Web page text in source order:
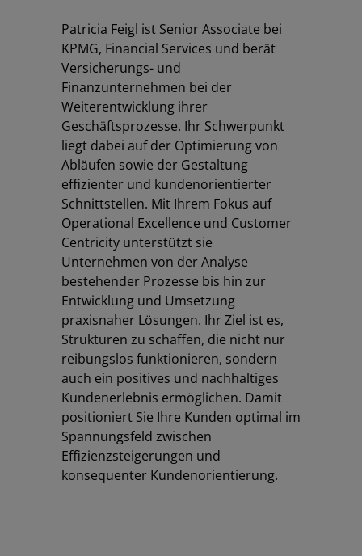
Patricia Feigl ist Senior Associate bei
KPMG, Financial Services und berät
Versicherungs- und
Finanzunternehmen bei der
Weiterentwicklung ihrer
Geschäftsprozesse. Ihr Schwerpunkt
liegt dabei auf der Optimierung von
Abläufen sowie der Gestaltung
effizienter und kundenorientierter
Schnittstellen. Mit Ihrem Fokus auf
Operational Excellence und Customer
Centricity unterstützt sie
Unternehmen von der Analyse
bestehender Prozesse bis hin zur
Entwicklung und Umsetzung
praxisnaher Lösungen. Ihr Ziel ist es,
Strukturen zu schaffen, die nicht nur
reibungslos funktionieren, sondern
auch ein positives und nachhaltiges
Kundenerlebnis ermöglichen. Damit
positioniert Sie Ihre Kunden optimal im
Spannungsfeld zwischen
Effizienzsteigerungen und
konsequenter Kundenorientierung.